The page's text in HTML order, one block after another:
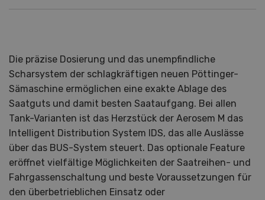
Die präzise Dosierung und das unempfindliche
Scharsystem der schlagkräftigen neuen Pöttinger-
Sämaschine ermöglichen eine exakte Ablage des
Saatguts und damit besten Saataufgang. Bei allen
Tank-Varianten ist das Herzstück der Aerosem M das
Intelligent Distribution System IDS, das alle Auslässe
über das BUS-System steuert. Das optionale Feature
eröffnet vielfältige Möglichkeiten der Saatreihen- und
Fahrgassenschaltung und beste Voraussetzungen für
den überbetrieblichen Einsatz oder